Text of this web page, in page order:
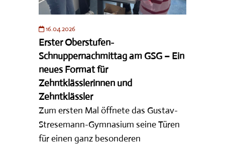
16.04.2026
Erster Oberstufen-
Schnuppernachmittag am GSG – Ein
neues Format für
Zehntklässlerinnen und
Zehntklässler
Zum ersten Mal öffnete das Gustav-
Stresemann-Gymnasium seine Türen
für einen ganz besonderen